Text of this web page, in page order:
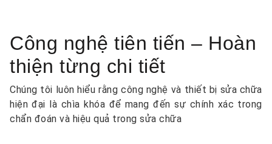
Công nghệ tiên tiến – Hoàn
thiện từng chi tiết
Chúng tôi luôn hiểu rằng công nghệ và thiết bị sửa chữa
hiện đại là chìa khóa để mang đến sự chính xác trong
chẩn đoán và hiệu quả trong sửa chữa